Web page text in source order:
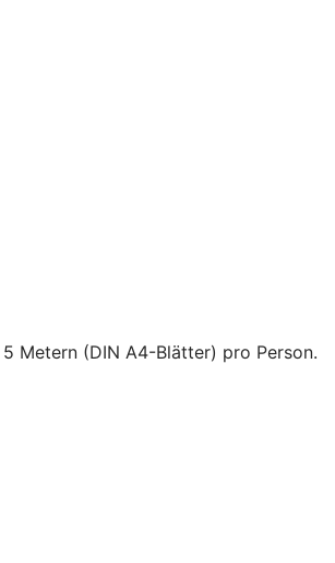
Metern (DIN A4-Blätter) pro Person.